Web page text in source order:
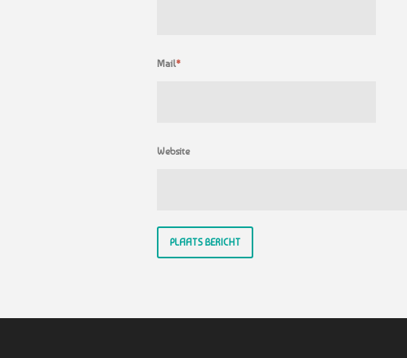
Mail*
Website